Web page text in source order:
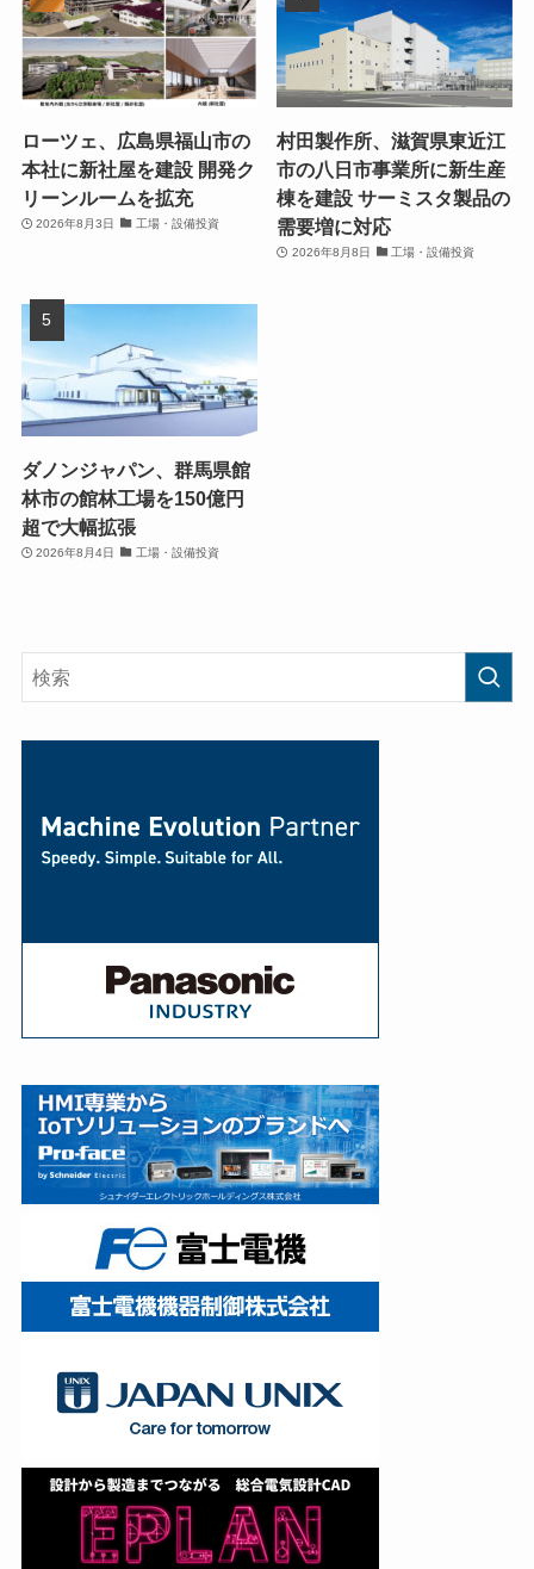
ローツェ、広島県福山市の
本社に新社屋を建設 開発ク
リーンルームを拡充
2026年8月3日 工場・設備投資
村田製作所、滋賀県東近江
市の八日市事業所に新生産
棟を建設 サーミスタ製品の
需要増に対応
2026年8月8日 工場・設備投資
ダノンジャパン、群馬県館
林市の館林工場を150億円
超で大幅拡張
2026年8月4日 工場・設備投資